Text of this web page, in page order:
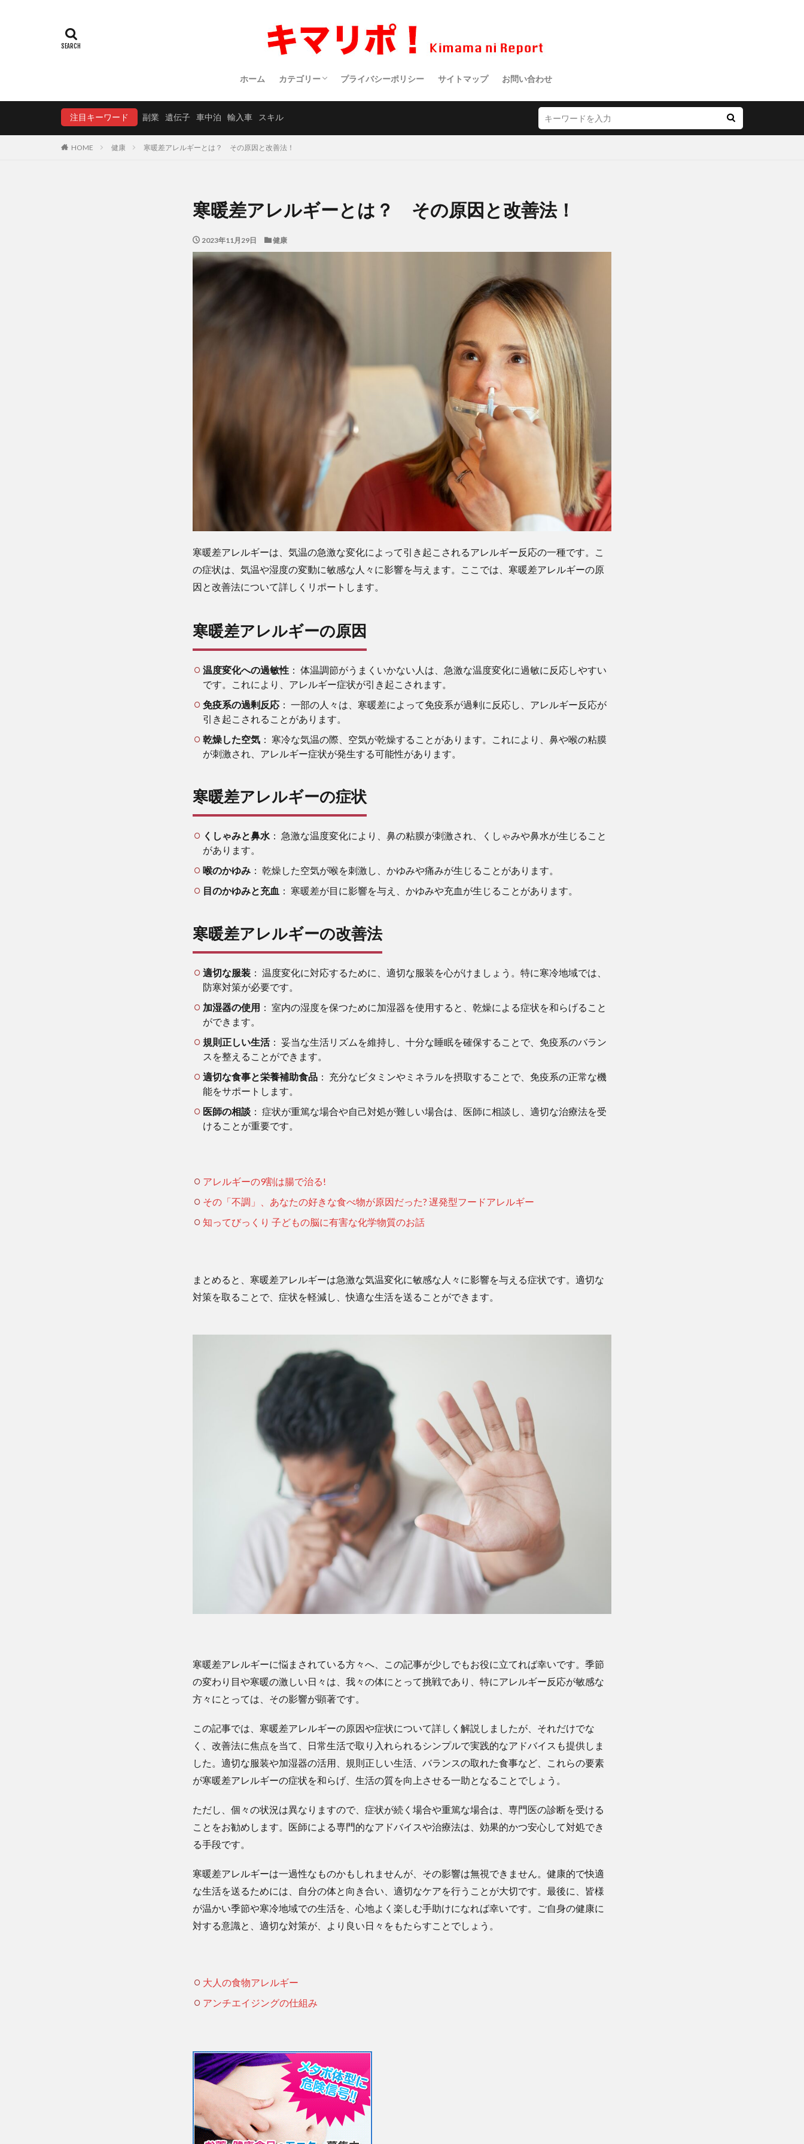
ホーム カテゴリー
生活・趣味
健康
食事
アウトドア
仕事・副業
サイエンス
スポーツ
クルマ・バイク
映画・ドラマ・アニメ
医療
ポエム
プライバシーポリシー サイトマップ お問い合わせ
注目キーワード 副業 遺伝子 車中泊 輸入車 スキル
HOME 健康 寒暖差アレルギーとは？ その原因と改善法！
寒暖差アレルギーとは？ その原因と改善法！
2023年11月29日 健康
寒暖差アレルギーは、気温の急激な変化によって引き起こされるアレルギー反応の一種です。こ
の症状は、気温や湿度の変動に敏感な人々に影響を与えます。ここでは、寒暖差アレルギーの原
因と改善法について詳しくリポートします。
寒暖差アレルギーの原因
温度変化への過敏性 ： 体温調節がうまくいかない人は、急激な温度変化に過敏に反応しやすい
です。これにより、アレルギー症状が引き起こされます。
免疫系の過剰反応 ： 一部の人々は、寒暖差によって免疫系が過剰に反応し、アレルギー反応が
引き起こされることがあります。
乾燥した空気 ： 寒冷な気温の際、空気が乾燥することがあります。これにより、鼻や喉の粘膜
が刺激され、アレルギー症状が発生する可能性があります。
寒暖差アレルギーの症状
くしゃみと鼻水 ： 急激な温度変化により、鼻の粘膜が刺激され、くしゃみや鼻水が生じること
があります。
喉のかゆみ ： 乾燥した空気が喉を刺激し、かゆみや痛みが生じることがあります。
目のかゆみと充血 ： 寒暖差が目に影響を与え、かゆみや充血が生じることがあります。
寒暖差アレルギーの改善法
適切な服装 ： 温度変化に対応するために、適切な服装を心がけましょう。特に寒冷地域では、
防寒対策が必要です。
加湿器の使用 ： 室内の湿度を保つために加湿器を使用すると、乾燥による症状を和らげること
ができます。
規則正しい生活： 妥当な生活リズムを維持し、十分な睡眠を確保することで、免疫系のバラン
スを整えることができます。
適切な食事と栄養補助食品 ： 充分なビタミンやミネラルを摂取することで、免疫系の正常な機
能をサポートします。
医師の相談 ： 症状が重篤な場合や自己対処が難しい場合は、医師に相談し、適切な治療法を受
けることが重要です。
アレルギーの9割は腸で治る!
その「不調」、あなたの好きな食べ物が原因だった? 遅発型フードアレルギー
知ってびっくり 子どもの脳に有害な化学物質のお話
まとめると、寒暖差アレルギーは急激な気温変化に敏感な人々に影響を与える症状です。適切な
対策を取ることで、症状を軽減し、快適な生活を送ることができます。
寒暖差アレルギーに悩まされている方々へ、この記事が少しでもお役に立てれば幸いです。季節
の変わり目や寒暖の激しい日々は、我々の体にとって挑戦であり、特にアレルギー反応が敏感な
方々にとっては、その影響が顕著です。
この記事では、寒暖差アレルギーの原因や症状について詳しく解説しましたが、それだけでな
く、改善法に焦点を当て、日常生活で取り入れられるシンプルで実践的なアドバイスも提供しま
した。適切な服装や加湿器の活用、規則正しい生活、バランスの取れた食事など、これらの要素
が寒暖差アレルギーの症状を和らげ、生活の質を向上させる一助となることでしょう。
ただし、個々の状況は異なりますので、症状が続く場合や重篤な場合は、専門医の診断を受ける
ことをお勧めします。医師による専門的なアドバイスや治療法は、効果的かつ安心して対処でき
る手段です。
寒暖差アレルギーは一過性なものかもしれませんが、その影響は無視できません。健康的で快適
な生活を送るためには、自分の体と向き合い、適切なケアを行うことが大切です。最後に、皆様
が温かい季節や寒冷地域での生活を、心地よく楽しむ手助けになれば幸いです。ご自身の健康に
対する意識と、適切な対策が、より良い日々をもたらすことでしょう。
大人の食物アレルギー
アンチエイジングの仕組み